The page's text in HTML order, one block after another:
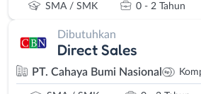
SMA / SMK 0 - 2 Tahun
Dibutuhkan
Direct Sales
PT. Cahaya Bumi Nasional